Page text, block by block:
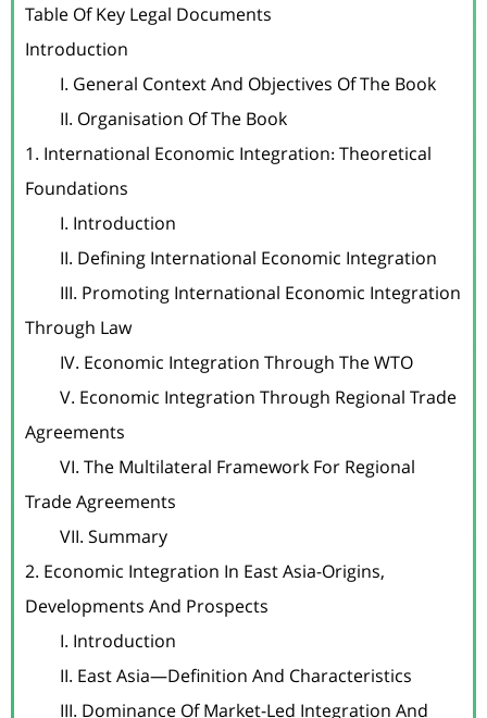
Table Of Key Legal Documents
Introduction
1. International Economic Integration: Theoretical
Foundations
Through Law
Agreements
Trade Agreements
2. Economic Integration In East Asia-Origins,
Developments And Prospects